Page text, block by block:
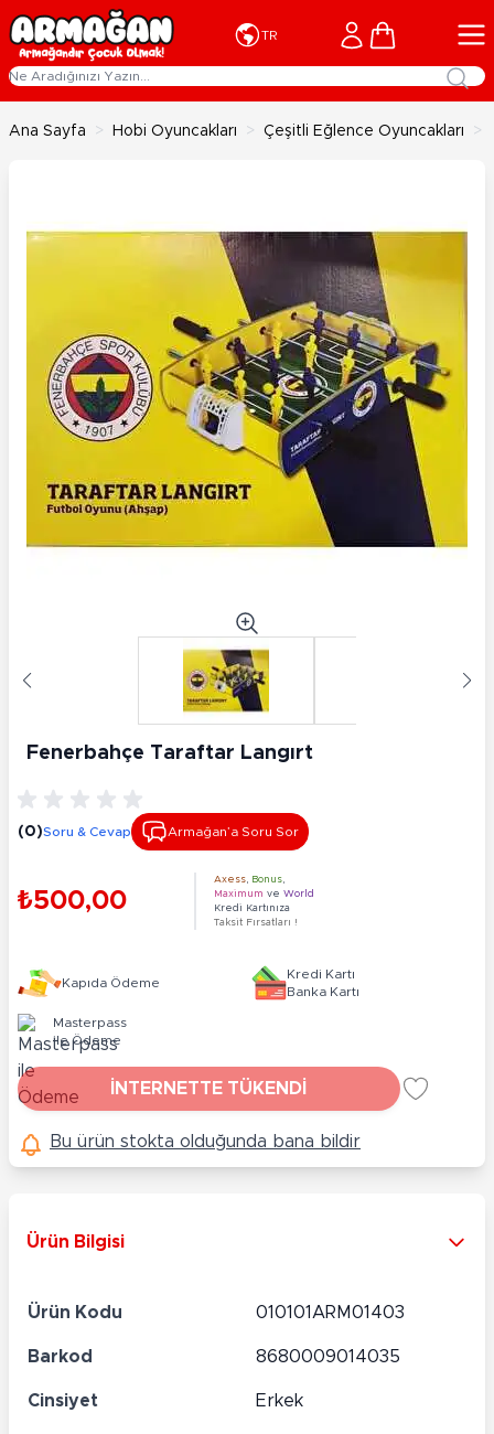
İçeriğe geç
TR Cart
Ana Sayfa > Hobi Oyuncakları > Çeşitli Eğlence Oyuncakları >
Fenerbahçe Taraftar Langırt
(0)Soru & Cevap Armağan’a Soru Sor
₺500,00
Axess Bonus
Maximum ve World
Kredi Kartınıza
Taksit Fırsatları !
Kapıda Ödeme
Kredi Kartı
Banka Kartı
Masterpass
ile Ödeme
İNTERNETTE TÜKENDİ
Bu ürün stokta olduğunda bana bildir
Ürün Bilgisi
Ürün Kodu 010101ARM01403
Barkod 8680009014035
Cinsiyet Erkek